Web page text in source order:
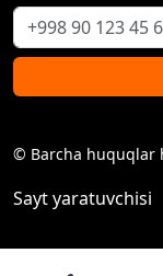
© Barcha huquqlar
Sayt yaratuvchisi